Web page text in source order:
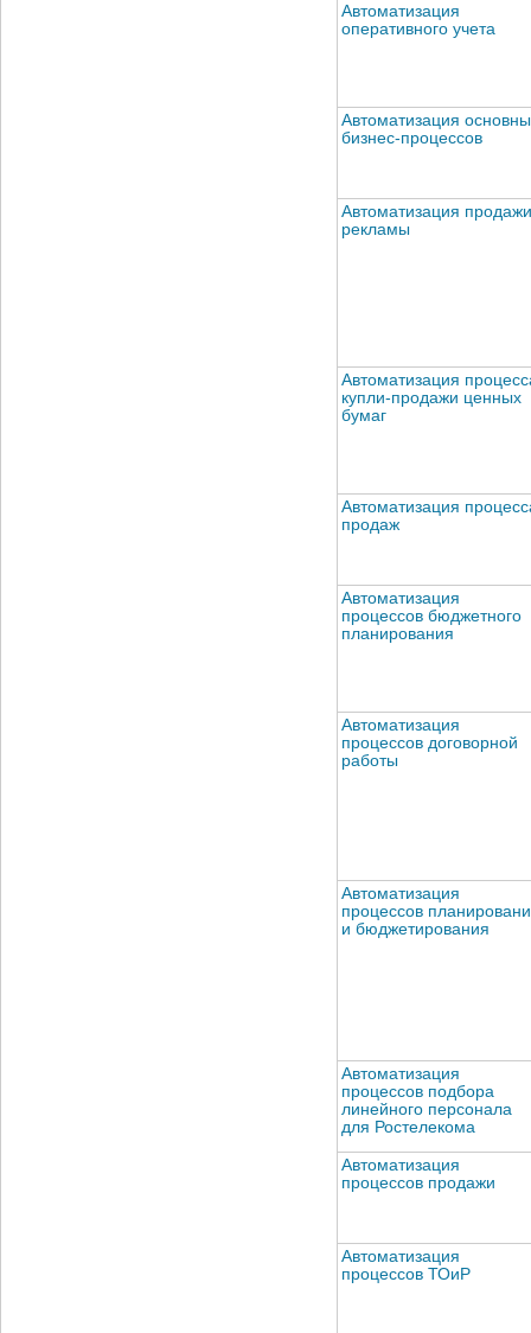
Автоматизация
оперативного учета
Автоматизация
бизнес-процессов
Автоматизация продажи
рекламы
Автоматизация
купли-продажи ценных
бумаг
Автоматизация
продаж
Автоматизация
процессов бюджетного
планирования
Автоматизация
процессов договорной
работы
Автоматизация
процессов
и бюджетирования
Автоматизация
процессов подбора
линейного персонала
для Ростелекома
Автоматизация
процессов продажи
Автоматизация
процессов ТОиР